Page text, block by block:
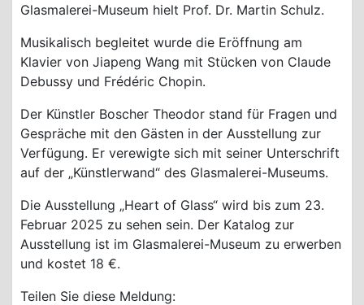
Glasmalerei-Museum hielt Prof. Dr. Martin Schulz.
Musikalisch begleitet wurde die Eröffnung am
Klavier von Jiapeng Wang mit Stücken von Claude
Debussy und Frédéric Chopin.
Der Künstler Boscher Theodor stand für Fragen und
Gespräche mit den Gästen in der Ausstellung zur
Verfügung. Er verewigte sich mit seiner Unterschrift
auf der „Künstlerwand“ des Glasmalerei-Museums.
Die Ausstellung „Heart of Glass“ wird bis zum 23.
Februar 2025 zu sehen sein. Der Katalog zur
Ausstellung ist im Glasmalerei-Museum zu erwerben
und kostet 18 €.
Teilen Sie diese Meldung: